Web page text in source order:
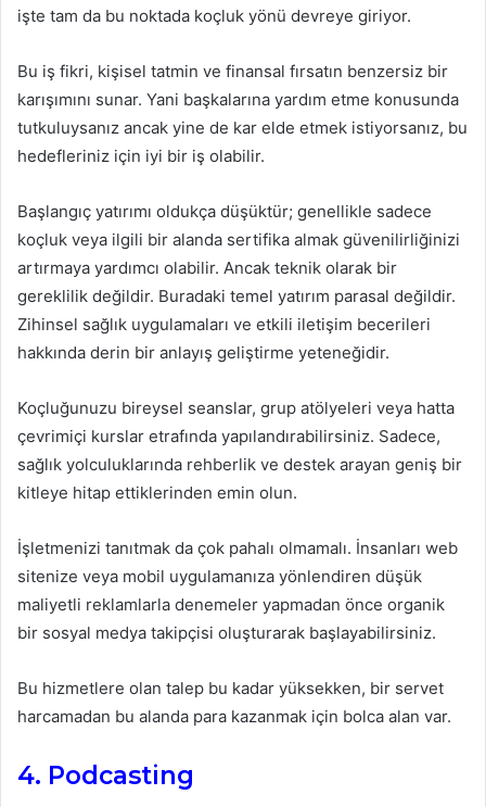
işte tam da bu noktada koçluk yönü devreye giriyor.
Bu iş fikri, kişisel tatmin ve finansal fırsatın benzersiz bir
karışımını sunar. Yani başkalarına yardım etme konusunda
tutkuluysanız ancak yine de kar elde etmek istiyorsanız, bu
hedefleriniz için iyi bir iş olabilir.
Başlangıç ​​yatırımı oldukça düşüktür; genellikle sadece
koçluk veya ilgili bir alanda sertifika almak güvenilirliğinizi
artırmaya yardımcı olabilir. Ancak teknik olarak bir
gereklilik değildir. Buradaki temel yatırım parasal değildir.
Zihinsel sağlık uygulamaları ve etkili iletişim becerileri
hakkında derin bir anlayış geliştirme yeteneğidir.
Koçluğunuzu bireysel seanslar, grup atölyeleri veya hatta
çevrimiçi kurslar etrafında yapılandırabilirsiniz. Sadece,
sağlık yolculuklarında rehberlik ve destek arayan geniş bir
kitleye hitap ettiklerinden emin olun.
İşletmenizi tanıtmak da çok pahalı olmamalı. İnsanları web
sitenize veya mobil uygulamanıza yönlendiren düşük
maliyetli reklamlarla denemeler yapmadan önce organik
bir sosyal medya takipçisi oluşturarak başlayabilirsiniz.
Bu hizmetlere olan talep bu kadar yüksekken, bir servet
harcamadan bu alanda para kazanmak için bolca alan var.
4. Podcasting